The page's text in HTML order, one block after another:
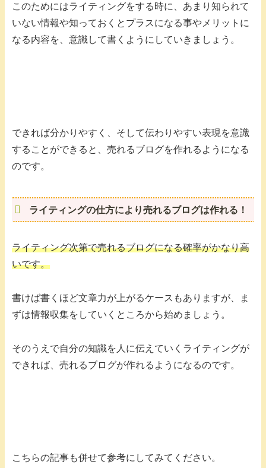
このためにはライティングをする時に、あまり知られて
いない情報や知っておくとプラスになる事やメリットに
なる内容を、意識して書くようにしていきましょう。
できれば分かりやすく、そして伝わりやすい表現を意識
することができると、売れるブログを作れるようになる
のです。
ライティングの仕方により売れるブログは作れる！
ライティング次第で売れるブログになる確率がかなり高
いです。
書けば書くほど文章力が上がるケースもありますが、ま
ずは情報収集をしていくところから始めましょう。
そのうえで自分の知識を人に伝えていくライティングが
できれば、売れるブログが作れるようになるのです。
こちらの記事も併せて参考にしてみてください。